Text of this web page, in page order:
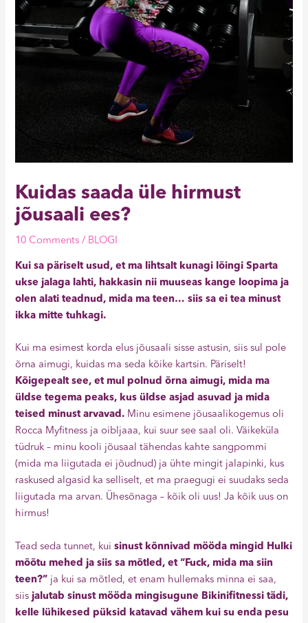
Kuidas saada üle hirmust
jõusaali ees?
10 Comments / BLOGI
Kui sa päriselt usud, et ma lihtsalt kunagi lõingi Sparta
ukse jalaga lahti, hakkasin nii muuseas kange loopima ja
olen alati teadnud, mida ma teen… siis sa ei tea minust
ikka mitte tuhkagi.
Kui ma esimest korda elus jõusaali sisse astusin, siis sul pole
õrna aimugi, kuidas ma seda kõike kartsin. Päriselt!
Kõigepealt see, et mul polnud õrna aimugi, mida ma
üldse tegema peaks, kus üldse asjad asuvad ja mida
teised minust arvavad. Minu esimene jõusaalikogemus oli
Rocca Myfitness ja oibljaaa, kui suur see saal oli. Väikeküla
tüdruk – minu kooli jõusaal tähendas kahte sangpommi
(mida ma liigutada ei jõudnud) ja ühte mingit jalapinki, kus
raskused algasid ka selliselt, et ma praegugi ei suudaks seda
liigutada ma arvan. Ühesõnaga – kõik oli uus! Ja kõik uus on
hirmus!
Tead seda tunnet, kuisinust kõnnivad mööda mingid Hulki
mõõtu mehed ja siis sa mõtled, et “Fuck, mida ma siin
teen?” ja kui sa mõtled, et enam hullemaks minna ei saa,
siis jalutab sinust mööda mingisugune Bikinifitnessi tädi,
kelle lühikesed püksid katavad vähem kui su enda pesu